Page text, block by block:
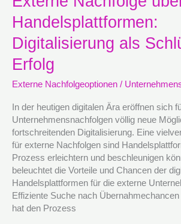
Handelsplattformen:
Digitalisierung als
Erfolg
Externe Nachfolgeoptionen /
In der heutigen digitalen Ära eröffnen sich
Unternehmensnachfolgen völlig neue
fortschreitenden Digitalisierung. Eine
für externe Nachfolgen sind
Prozess erleichtern und beschleunigen
beleuchtet die Vorteile und Chancen der
Handelsplattformen für die externe
Effiziente Suche nach
hat den Prozess
Nachfolge
über
Handelsplattformen:
Digitalisierung
als
Schlüssel
zum